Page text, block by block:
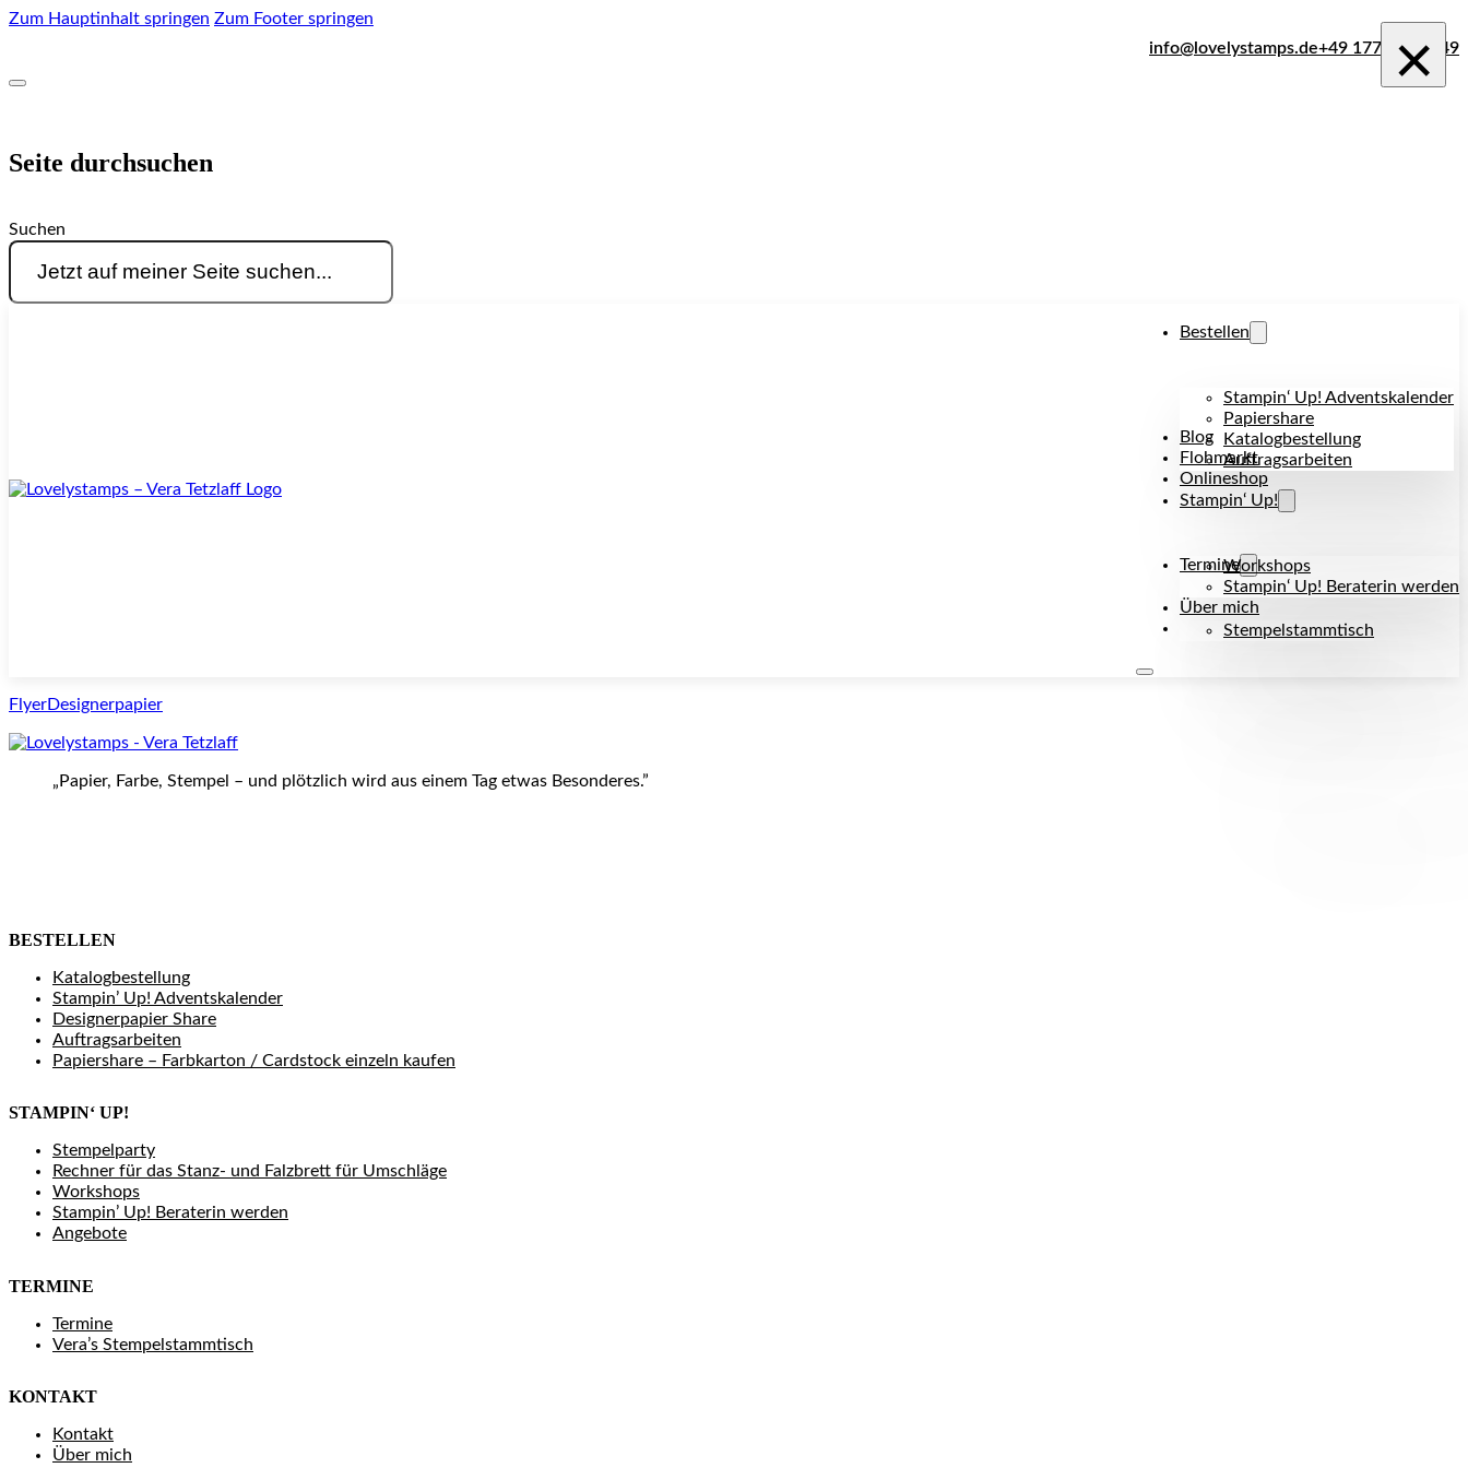
Zum Hauptinhalt springen Zum Footer springen
info@lovelystamps.de+49 177 242 1849
Seite durchsuchen
Suchen
×
Bestellen
Stampin‘ Up! Adventskalender
Papiershare
Katalogbestellung
Auftragsarbeiten
Blog
Flohmarkt
Onlineshop
Stampin‘ Up!
Workshops
Stampin‘ Up! Beraterin werden
Termine
Stempelstammtisch
Über mich
Kontakt
FlyerDesignerpapier
„Papier, Farbe, Stempel – und plötzlich wird aus einem Tag etwas Besonderes.”
BESTELLEN
Katalogbestellung
Stampin’ Up! Adventskalender
Designerpapier Share
Auftragsarbeiten
Papiershare – Farbkarton / Cardstock einzeln kaufen
STAMPIN‘ UP!
Stempelparty
Rechner für das Stanz- und Falzbrett für Umschläge
Workshops
Stampin’ Up! Beraterin werden
Angebote
TERMINE
Termine
Vera’s Stempelstammtisch
KONTAKT
Kontakt
Über mich